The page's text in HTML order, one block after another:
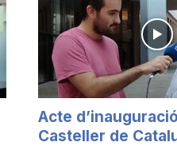
Acte
Casteller de